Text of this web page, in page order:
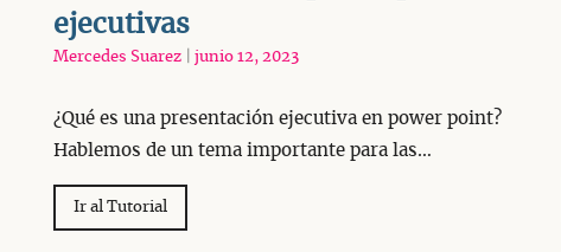
ejecutivas
Mercedes Suarez junio 12, 2023
¿Qué es una presentación ejecutiva en power point?
Hablemos de un tema importante para las…
Ir al Tutorial